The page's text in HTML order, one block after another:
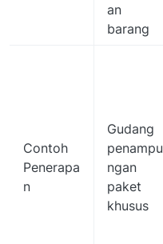
an
barang
Contoh
Penerapa
n
Gudang
penampu
ngan
paket
khusus